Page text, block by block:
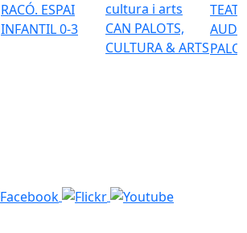
RACÓ. ESPAI
INFANTIL 0-3
CAN PALOTS,
CULTURA & ARTS